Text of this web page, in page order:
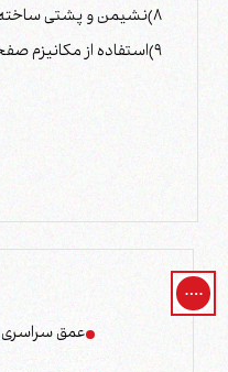
8)نشیمن و پشتی ساخته شده از چوب نئوپان با روکش فوم سرد قالبی با دانسیته بالا جهت افزایش راحتی
9)استفاده از مکانیزم صفحه کلاچی با قابلیت حرکت مجزای پشتی نسبت به نشیمن وقفل پشتی در زاویه دلخواه
عمق سراسری